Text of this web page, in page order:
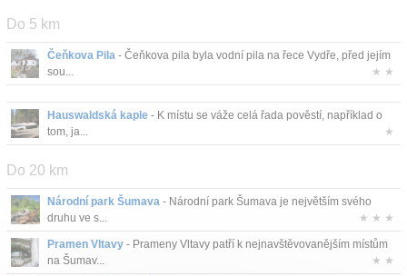
Atrakce
O nás
Kontakt
Do 5 km
Čeňkova Pila - Čeňkova pila byla vodní pila na řece Vydře, před jejím
sou...
★ ★
Hauswaldská kaple - K místu se váže celá řada pověstí, například o
tom, ja...
★
Do 20 km
Národní park Šumava - Národní park Šumava je největším svého
druhu ve s...
★ ★ ★
Pramen Vltavy - Prameny Vltavy patří k nejnavštěvovanějším místům
na Šumav...
★ ★